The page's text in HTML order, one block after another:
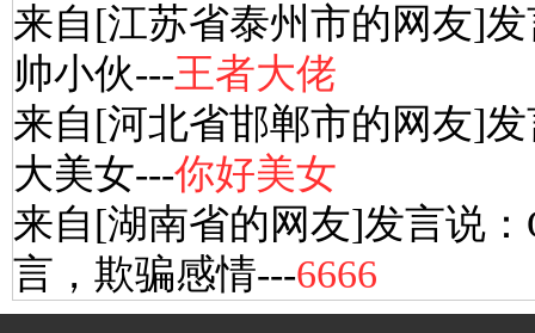
来自[江苏省泰州市的网友]
帅小伙---王者大佬
来自[河北省邯郸市的网友]
大美女---你好美女
来自[湖南省的网友]发言说
言，欺骗感情---6666